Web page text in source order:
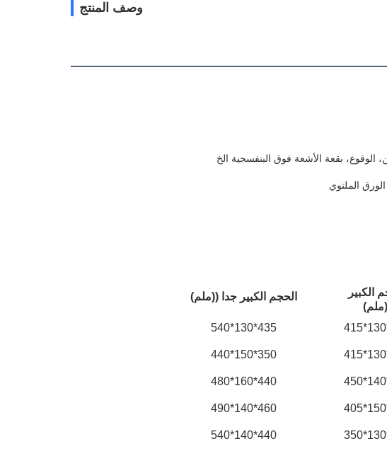
وصف المنتج
بقعة الأشعة فوق البنفسجية الخ
الملتوي
الكبير
الحجم الكبير جدا ((ملم)
435*130*540
350*150*440
440*160*480
460*140*490
440*140*540